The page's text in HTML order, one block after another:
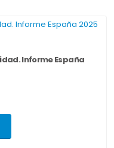
Informe España